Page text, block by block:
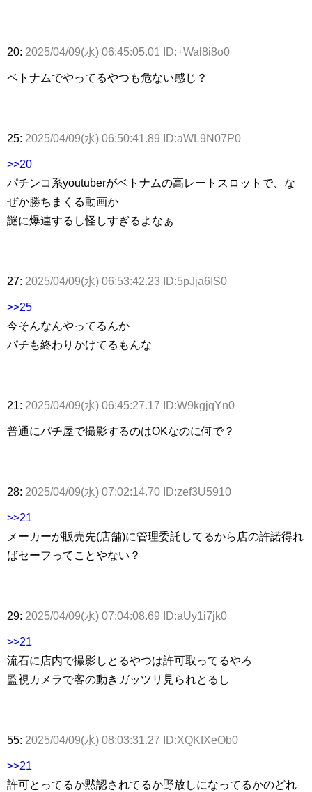
20: 2025/04/09(水) 06:45:05.01 ID:+Wal8i8o0
ベトナムでやってるやつも危ない感じ？
25: 2025/04/09(水) 06:50:41.89 ID:aWL9N07P0
>>20
パチンコ系youtuberがベトナムの高レートスロットで、な
ぜか勝ちまくる動画か
謎に爆連するし怪しすぎるよなぁ
27: 2025/04/09(水) 06:53:42.23 ID:5pJja6IS0
>>25
今そんなんやってるんか
パチも終わりかけてるもんな
21: 2025/04/09(水) 06:45:27.17 ID:W9kgjqYn0
普通にパチ屋で撮影するのはOKなのに何で？
28: 2025/04/09(水) 07:02:14.70 ID:zef3U5910
>>21
メーカーが販売先(店舗)に管理委託してるから店の許諾得れ
ばセーフってことやない？
29: 2025/04/09(水) 07:04:08.69 ID:aUy1i7jk0
>>21
流石に店内で撮影しとるやつは許可取ってるやろ
監視カメラで客の動きガッツリ見られとるし
55: 2025/04/09(水) 08:03:31.27 ID:XQKfXeOb0
>>21
許可とってるか黙認されてるか野放しになってるかのどれ